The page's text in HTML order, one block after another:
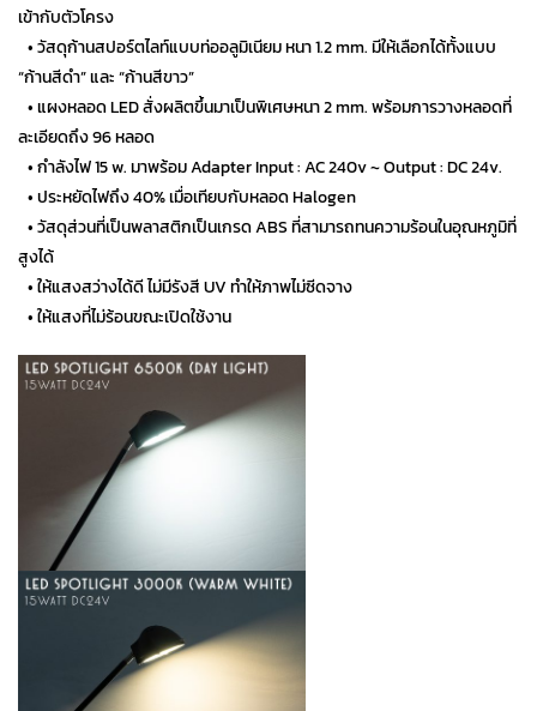
เข้ากับตัวโครง
• วัสดุก้านสปอร์ตไลท์แบบท่ออลูมิเนียม หนา 1.2 mm. มีให้เลือกได้ทั้งแบบ
“ก้านสีดำ” และ “ก้านสีขาว”
• แผงหลอด LED สั่งผลิตขึ้นมาเป็นพิเศษหนา 2 mm. พร้อมการวางหลอดที่
ละเอียดถึง 96 หลอด
• กำลังไฟ 15 w. มาพร้อม Adapter Input : AC 240v ~ Output : DC 24v.
• ประหยัดไฟถึง 40% เมื่อเทียบกับหลอด Halogen
• วัสดุส่วนที่เป็นพลาสติกเป็นเกรด ABS ที่สามารถทนความร้อนในอุณหภูมิที่
สูงได้
• ให้แสงสว่างได้ดี ไม่มีรังสี UV ทำให้ภาพไม่ซีดจาง
• ให้แสงที่ไม่ร้อนขณะเปิดใช้งาน